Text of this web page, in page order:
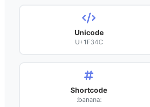
Unicode
U+1F34C
Shortcode
:banana: